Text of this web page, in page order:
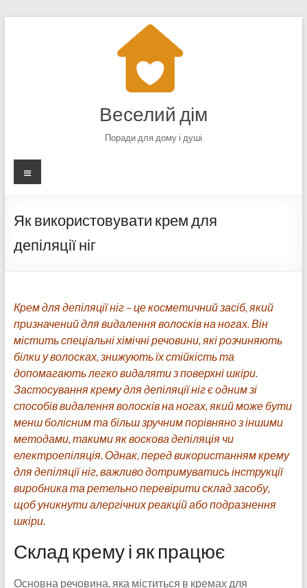
Веселий дім
Поради для дому і душі
Меню
Як використовувати крем для
депіляції ніг
Крем для депіляції ніг – це косметичний засіб, який
призначений для видалення волосків на ногах. Він
містить спеціальні хімічні речовини, які розчиняють
білки у волосках, знижують їх стійкість та
допомагають легко видаляти з поверхні шкіри.
Застосування крему для депіляції ніг є одним зі
способів видалення волосків на ногах, який може бути
менш болісним та більш зручним порівняно з іншими
методами, такими як воскова депіляція чи
електроепіляція. Однак, перед використанням крему
для депіляції ніг, важливо дотримуватись інструкції
виробника та ретельно перевірити склад засобу,
щоб уникнути алергічних реакцій або подразнення
шкіри.
Склад крему і як працює
Основна речовина, яка міститься в кремах для